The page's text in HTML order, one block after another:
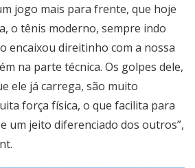
jogo mais para frente, que hoje
o tênis moderno, sempre indo
encaixou direitinho com a nossa
na parte técnica. Os golpes dele,
ele já carrega, são muito
força física, o que facilita para
um jeito diferenciado dos outros”,